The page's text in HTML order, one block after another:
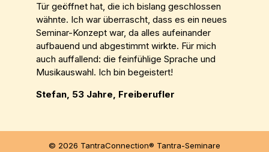
Tür geöffnet hat, die ich bislang geschlossen
wähnte. Ich war überrascht, dass es ein neues
Seminar-Konzept war, da alles aufeinander
aufbauend und abgestimmt wirkte. Für mich
auch auffallend: die feinfühlige Sprache und
Musikauswahl. Ich bin begeistert!
Stefan, 53 Jahre, Freiberufler
© 2026 TantraConnection® Tantra-Seminare